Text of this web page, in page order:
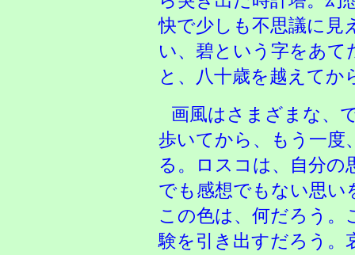
快で少しも不思議に見
い、碧という字をあて
と、八十歳を越えて
画風はさまざまな、
歩いてから、もう一度
る。ロスコは、自分の
でも感想でもない思い
この色は、何だろう。
験を引き出すだろう。